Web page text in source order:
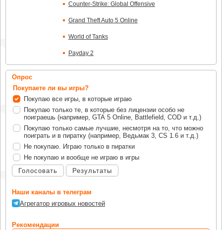
Counter-Strike: Global Offensive
Grand Theft Auto 5 Online
World of Tanks
Payday 2
Опрос
Покупаете ли вы игры?
Покупаю все игры, в которые играю
Покупаю только те, в которые без лицензии особо не
поиграешь (например, GTA 5 Online, Battlefield, COD и т.д.)
Покупаю только самые лучшие, несмотря на то, что можно
поиграть и в пиратку (например, Ведьмак 3, CS 1.6 и т.д.)
Не покупаю. Играю только в пиратки
Не покупаю и вообще не играю в игры
Голосовать
Результаты
Наши каналы в телеграм
Агрегатор игровых новостей
Рекомендации